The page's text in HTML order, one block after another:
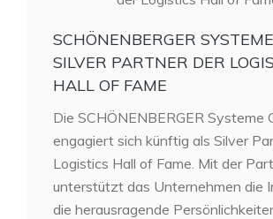
SCHÖNENBERGER
SILVER PARTNER DER
HALL OF FAME
Die SCHÖNENBERGER Systeme
engagiert sich künftig als Silver
Logistics Hall of Fame. Mit der
unterstützt das Unternehmen die
die herausragende